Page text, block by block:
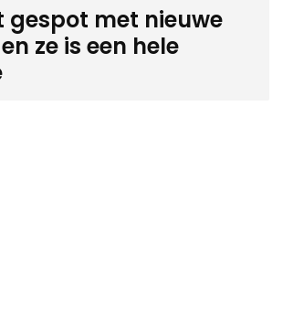
gespot met nieuwe
ze is een hele